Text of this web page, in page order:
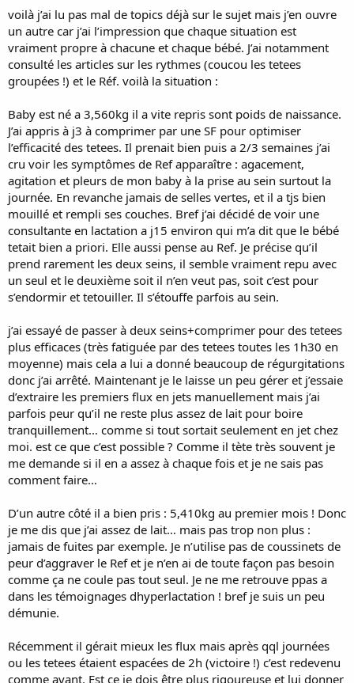
voilà j’ai lu pas mal de topics déjà sur le sujet mais j’en ouvre
un autre car j’ai l’impression que chaque situation est
vraiment propre à chacune et chaque bébé. J’ai notamment
consulté les articles sur les rythmes (coucou les tetees
groupées !) et le Réf. voilà la situation :
Baby est né a 3,560kg il a vite repris sont poids de naissance.
J’ai appris à j3 à comprimer par une SF pour optimiser
l’efficacité des tetees. Il prenait bien puis a 2/3 semaines j’ai
cru voir les symptômes de Ref apparaître : agacement,
agitation et pleurs de mon baby à la prise au sein surtout la
journée. En revanche jamais de selles vertes, et il a tjs bien
mouillé et rempli ses couches. Bref j’ai décidé de voir une
consultante en lactation a j15 environ qui m’a dit que le bébé
tetait bien a priori. Elle aussi pense au Ref. Je précise qu’il
prend rarement les deux seins, il semble vraiment repu avec
un seul et le deuxième soit il n’en veut pas, soit c’est pour
s’endormir et tetouiller. Il s’étouffe parfois au sein.
j’ai essayé de passer à deux seins+comprimer pour des tetees
plus efficaces (très fatiguée par des tetees toutes les 1h30 en
moyenne) mais cela a lui a donné beaucoup de régurgitations
donc j’ai arrêté. Maintenant je le laisse un peu gérer et j’essaie
d’extraire les premiers flux en jets manuellement mais j’ai
parfois peur qu’il ne reste plus assez de lait pour boire
tranquillement… comme si tout sortait seulement en jet chez
moi. est ce que c’est possible ? Comme il tète très souvent je
me demande si il en a assez à chaque fois et je ne sais pas
comment faire…
D’un autre côté il a bien pris : 5,410kg au premier mois ! Donc
je me dis que j’ai assez de lait… mais pas trop non plus :
jamais de fuites par exemple. Je n’utilise pas de coussinets de
peur d’aggraver le Ref et je n’en ai de toute façon pas besoin
comme ça ne coule pas tout seul. Je ne me retrouve ppas a
dans les témoignages dhyperlactation ! bref je suis un peu
démunie.
Récemment il gérait mieux les flux mais après qql journées
ou les tetees étaient espacées de 2h (victoire !) c’est redevenu
comme avant. Est ce je dois être plus rigoureuse et lui donner